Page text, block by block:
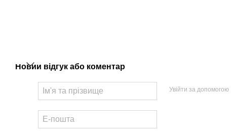
Новий відгук або коментар
Увійти за допомогою